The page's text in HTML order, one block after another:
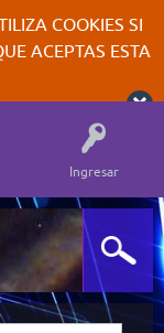
COOKIES SI
ACEPTAS ESTA
Ingresar